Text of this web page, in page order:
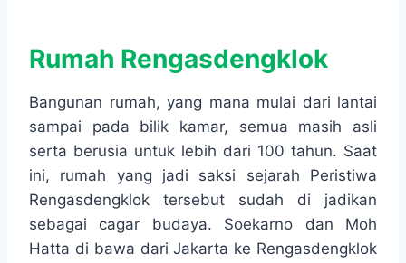
Rumah Rengasdengklok
Bangunan rumah, yang mana mulai dari lantai
sampai pada bilik kamar, semua masih asli
serta berusia untuk lebih dari 100 tahun. Saat
ini, rumah yang jadi saksi sejarah Peristiwa
Rengasdengklok tersebut sudah di jadikan
sebagai cagar budaya. Soekarno dan Moh
Hatta di bawa dari Jakarta ke Rengasdengklok